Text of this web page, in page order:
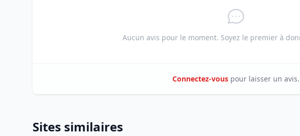
Aucun avis pour le moment. Soyez le premier à
Connectez-vous pour laisser un avis.
Sites similaires